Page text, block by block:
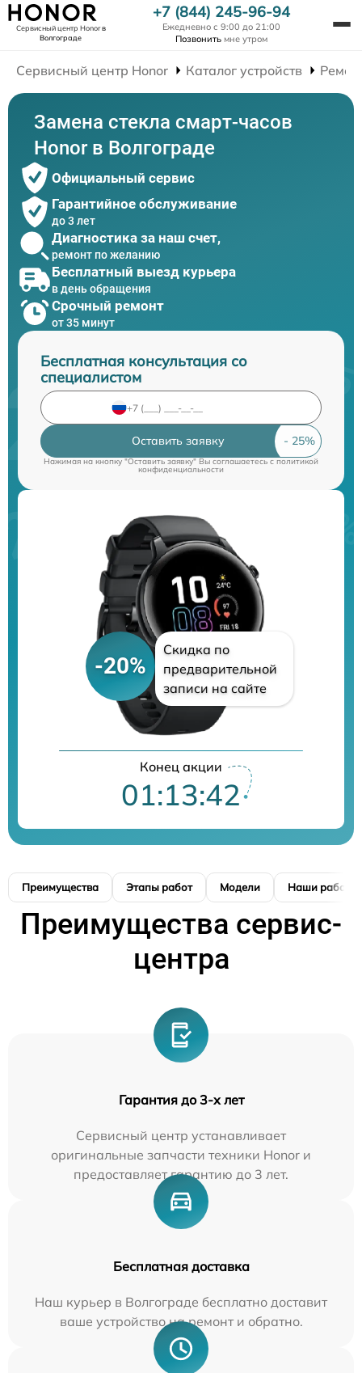
Сервисный центр Honorв
Волгограде
+7 (844) 245-96-94
Ежедневно с 9:00 до 21:00
Позвонить мне утром
Сервисный центр Honor Каталог устройств
Замена стекла смарт-часов
Honor в Волгограде
Официальный сервис
Гарантийное обслуживание
до 3 лет
Диагностика за наш счет,
ремонт по желанию
Бесплатный выезд курьера
в день обращения
Срочный ремонт
от 35 минут
Бесплатная консультация со
специалистом
Оставить заявку
Нажимая на кнопку "Оставить заявку" Вы соглашаетесь cполитикой
конфиденциальности
-20%
Скидка по
предварительной
записи на сайте
Конец акции
01:13:42
Преимущества Этапы работ Модели Наши работы
Преимущества сервис-
центра
Гарантия до 3-х лет
Сервисный центр устанавливает
оригинальные запчасти техники Honor и
предоставляет гарантию до 3 лет.
Бесплатная доставка
Наш курьер в Волгограде бесплатно доставит
ваше устройство на ремонт и обратно.